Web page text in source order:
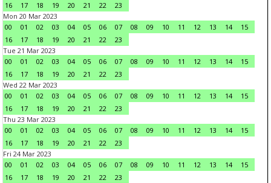
16
17 18 19 20 21 22
23
Mon 20 Mar 2023
00
01 02 03 04 05 06 07 08 09 10 11 12 13 14
15
16
17 18 19 20 21 22
23
Tue 21 Mar 2023
00
01 02 03 04 05 06 07 08 09 10 11 12 13 14
15
16
17 18 19 20 21 22
23
Wed 22 Mar 2023
00
01 02 03 04 05 06 07 08 09 10 11 12 13 14
15
16
17 18 19 20 21 22
23
Thu 23 Mar 2023
00
01 02 03 04 05 06 07 08 09 10 11 12 13 14
15
16
17 18 19 20 21 22
23
Fri 24 Mar 2023
00
01 02 03 04 05 06 07 08 09 10 11 12 13 14
15
16
17 18 19 20 21 22
23